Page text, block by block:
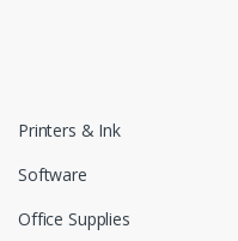
Printers & Ink
Software
Office Supplies